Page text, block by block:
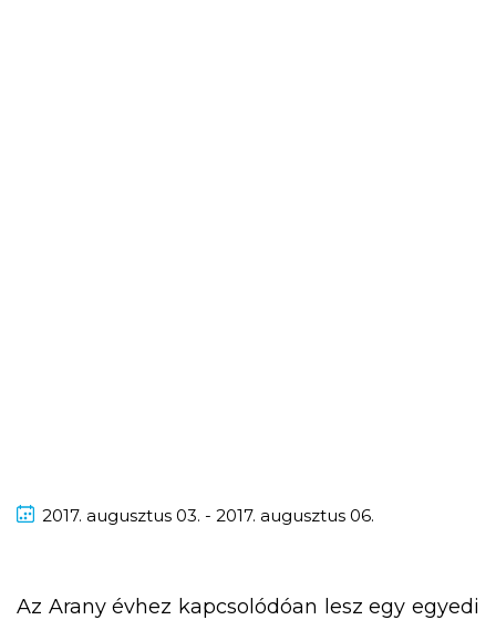
2017. augusztus 03. - 2017. augusztus 06.
Az Arany évhez kapcsolódóan lesz egy egyedi